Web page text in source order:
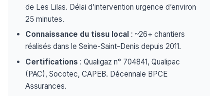
de Les Lilas. Délai d’intervention urgence d’environ
25 minutes.
Connaissance du tissu local : ~26+ chantiers
réalisés dans le Seine-Saint-Denis depuis 2011.
Certifications : Qualigaz n° 704841, Qualipac
(PAC), Socotec, CAPEB. Décennale BPCE
Assurances.